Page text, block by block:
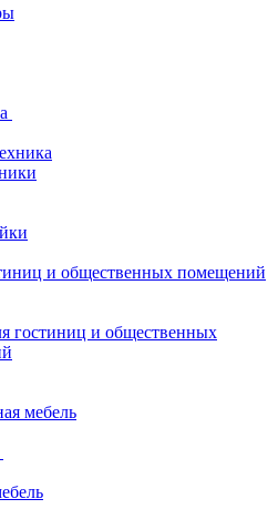
и общественных помещений
гостиниц и общественных
мебель